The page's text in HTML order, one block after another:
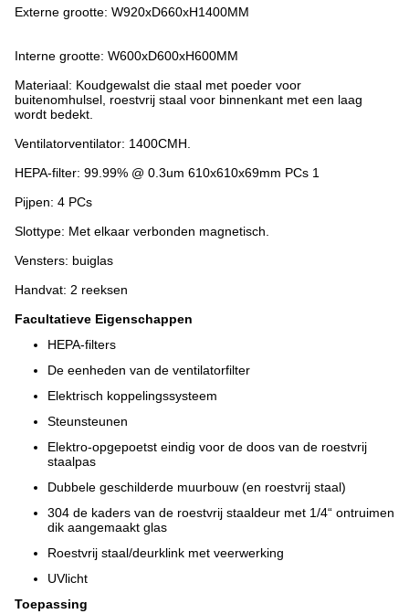
Externe grootte: W920xD660xH1400MM
Interne grootte: W600xD600xH600MM
Materiaal: Koudgewalst die staal met poeder voor
buitenomhulsel, roestvrij staal voor binnenkant met een laag
wordt bedekt.
Ventilatorventilator: 1400CMH.
HEPA-filter: 99.99% @ 0.3um 610x610x69mm PCs 1
Pijpen: 4 PCs
Slottype: Met elkaar verbonden magnetisch.
Vensters: buiglas
Handvat: 2 reeksen
Facultatieve Eigenschappen
HEPA-filters
De eenheden van de ventilatorfilter
Elektrisch koppelingssysteem
Steunsteunen
Elektro-opgepoetst eindig voor de doos van de roestvrij
staalpas
Dubbele geschilderde muurbouw (en roestvrij staal)
304 de kaders van de roestvrij staaldeur met 1/4“ ontruimen
dik aangemaakt glas
Roestvrij staal/deurklink met veerwerking
UVlicht
Toepassing